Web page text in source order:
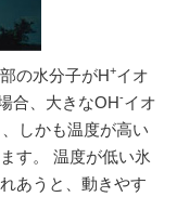
の水分子がH+イオ
合、大きなOH-イオ
しかも温度が高い
す。 温度が低い氷
あうと、動きやす